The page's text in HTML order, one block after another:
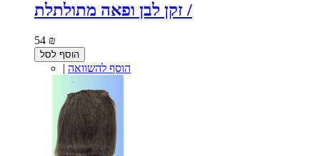
זקן לבן ופאה מתולתלת /
54 ₪
הוסף לסל
| הוסף להשוואה